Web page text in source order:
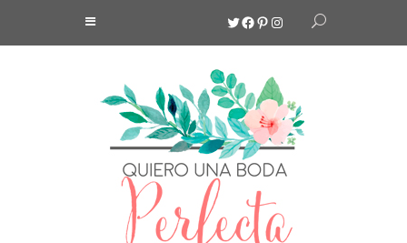
Twitter
Facebook
Pinterest
Instagram